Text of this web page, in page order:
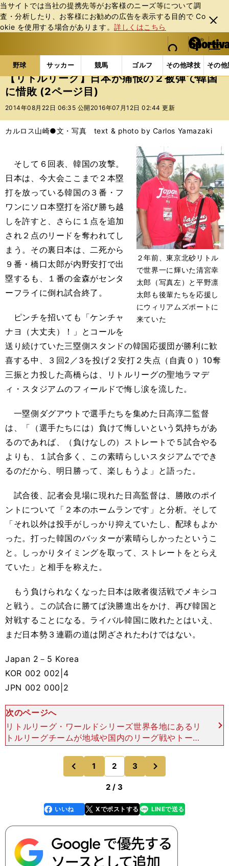
当サイトでは当社の提携先等がお客様のニーズ等について調
査・分析したり、お客様にお勧めの広告を表⽰する⽬的で Co
okie を使⽤する場合があります。詳しくはこちら
閉じ
る
web Sportiva (webスポルティーバ)
検索
マイペ
ー
ジ
メニュ
野球 サッカー 競馬 ゴルフ その他球技 その
b
ス
ポ
ル
バ
野球の記事一覧 高校野球他 【リトルリーグ】日本
【リトルリーグ】日本が痛恨の２被弾で韓国
に惜敗 (2ページ目)
2014年08月22日 06:35 公開 2016年07月12日 02:44 更新
カルロス山崎●文・写真 text & photo by Carlos Yamazaki
２年前、東京北砂リトル
で世界一に輝いた清宮幸
太郎（写真左）と平野凛
太郎も後輩たちを応援し
にウィリアムズポートに
来ていた
そして６回表、韓国の攻撃。
日本は、今大会ここまで２本塁
打を放っている韓国の３番・フ
ワンにソロ本塁打を浴び勝ち越
しを許すと、さらに１点を追加
され２点のリードを奪われてし
まう。その裏日本は、二死から
９番・橋口太郎が内野安打で出
塁するも、１番の金森がセンタ
ーフライに倒れ試合終了。
ピンチを招いても「ケンチャ
ナヨ（大丈夫）！」とコールを
送り続けていた三塁側スタンドの韓国応援団が勝利に歓
喜する中、３回2／3を投げ２安打２失点（自責０）10奪
三振と力投した高橋らは、リトルリーグの聖地ラマデ
ィ・スタジアムのフィールドで悔し涙を流した。
一塁側ダグアウトで選手たちを集めた日高淳二監督
は、「（選手たちには）負けて悔しいという気持ちがあ
るのであれば、（負けなしの）ストレートで５試合やる
よりも、１試合多く、この素晴らしいスタジアムででき
るのだから、明日勝って、楽しもうよ」と語った。
試合後、記者会見場に現れた日高監督は、勝敗のポイ
ントについて「２本のホームランです」と分析。そして
「それ以外は投手がしっかり抑えていたし、配球もよか
った。打った韓国のバッターが素晴らしかったというこ
と。しっかりタイミングを取って、ストレートをとらえ
ていた」と相手を称えた。
もう負けられなくなった日本は敗者復活戦でメキシコ
と戦う。この試合に勝てば決勝進出をかけ、再び韓国と
対戦することになる。ライバル韓国に敗れたとはいえ、
まだ日本勢３連覇の道は閉ざされたわけではない。
Japan 2－5 Korea
KOR 002 002|4
JPN 002 000|2
次のページへ
リトルリーグ・ワールドシリーズ世界各地にあるリ
トルリーグチームが地域や国内のリーグ戦やトーナ
メントを戦い、勝ち残ったわずか16チームがワー
ルドシリーズに出場できる。今年で68回目を迎え
るリトルリーグ
前
のページへ
1 2 3
2 / 3
faceboo
k
いいね Xでポストする
line LINEで送る